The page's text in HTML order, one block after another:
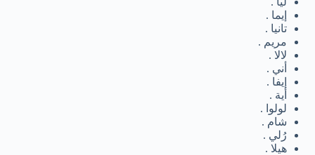
إيما .
تانيا .
مريم .
لالا .
أني .
إيفا .
أية .
لولوا .
شام .
رُلي .
هيلا .